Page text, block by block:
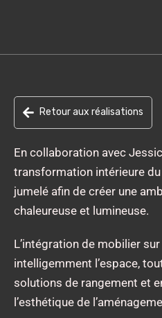
Retour aux réalisations
En collaboration avec
transformation intérieure du
jumelé afin de créer une
chaleureuse et lumineuse.
L’intégration de mobilier
intelligemment l’espace,
solutions de rangement et
l’esthétique de